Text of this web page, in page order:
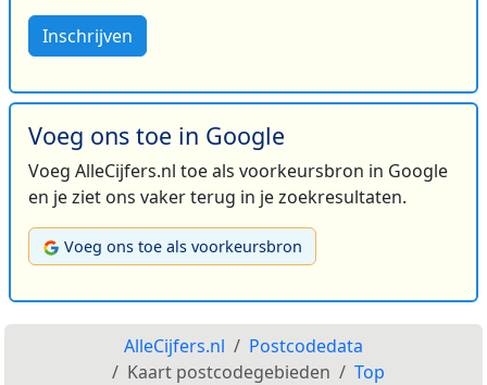
Inschrijven
Voeg ons toe in Google
Voeg AlleCijfers.nl toe als voorkeursbron in Google
en je ziet ons vaker terug in je zoekresultaten.
Voeg ons toe als voorkeursbron
AlleCijfers.nl
Postcodedata
Kaart postcodegebieden
Top